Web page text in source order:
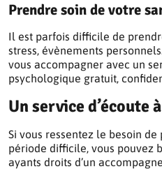
Prendre soin de votre
Il est parfois difficile de
stress, évènements
vous accompagner avec un
psychologique gratuit,
Un service
Si vous ressentez le besoin
période difficile, vous pouvez
ayants droits d’un